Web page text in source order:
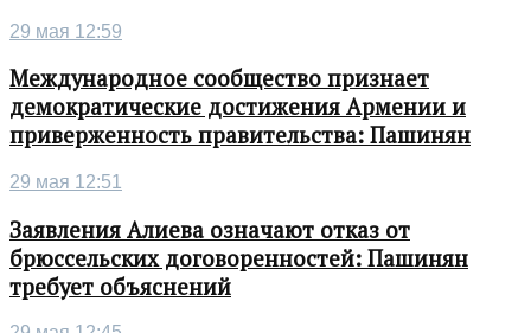
29 мая 12:59
Международное сообщество признает
демократические достижения Армении и
приверженность правительства: Пашинян
29 мая 12:51
Заявления Алиева означают отказ от
брюссельских договоренностей: Пашинян
требует объяснений